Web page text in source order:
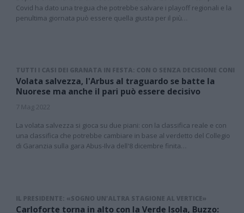
Covid ha dato una tregua che potrebbe salvare i playoff regionali e la
penultima giornata può essere quella giusta per il più…
TUTTI I CASI DEI GRANATA IN FESTA: CON O SENZA DECISIONE CONI
Volata salvezza, l'Arbus al traguardo se batte la
Nuorese ma anche il pari può essere decisivo
7 Mag 2022
La volata salvezza si gioca su due piani: con la classifica reale e con
una classifica che potrebbe cambiare in base al verdetto del Collegio
di Garanzia sulla gara Abus-Ilva dell'8 dicembre finita…
IL PRESIDENTE: «SOGNO UN'ALTRA STAGIONE AL VERTICE»
Carloforte torna in alto con la Verde Isola, Buzzo: